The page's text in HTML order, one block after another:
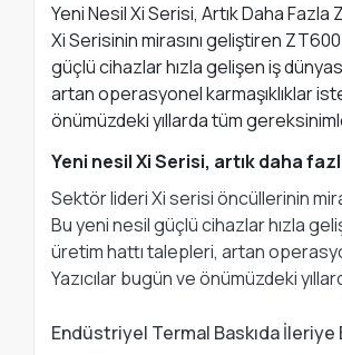
Yeni Nesil Xi Serisi, Artık Daha
Xi Serisinin mirasını geliştiren
güçlü cihazlar hızla gelişen iş
artan operasyonel karmaşıklıklar
önümüzdeki yıllarda tüm
Yeni nesil Xi Serisi, artık daha
Sektör lideri Xi serisi öncüllerinin
Bu yeni nesil güçlü cihazlar hızla
üretim hattı talepleri, artan
Yazıcılar bugün ve önümüzdeki
Endüstriyel Termal Baskıda İleriye